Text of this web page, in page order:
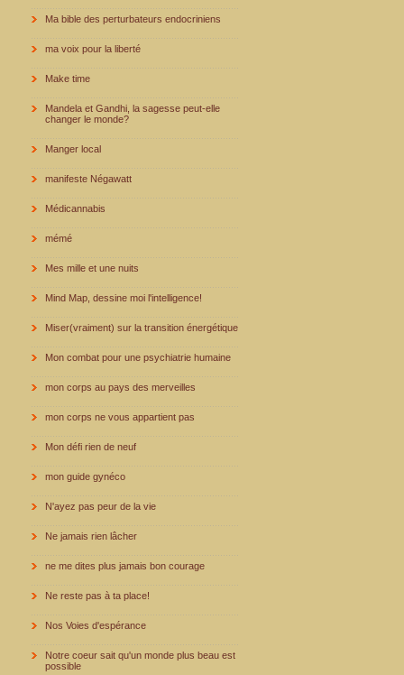
Ma bible des perturbateurs endocriniens
ma voix pour la liberté
Make time
Mandela et Gandhi, la sagesse peut-elle
changer le monde?
Manger local
manifeste Négawatt
Médicannabis
mémé
Mes mille et une nuits
Mind Map, dessine moi l'intelligence!
Miser(vraiment) sur la transition énergétique
Mon combat pour une psychiatrie humaine
mon corps au pays des merveilles
mon corps ne vous appartient pas
Mon défi rien de neuf
mon guide gynéco
N'ayez pas peur de la vie
Ne jamais rien lâcher
ne me dites plus jamais bon courage
Ne reste pas à ta place!
Nos Voies d'espérance
Notre coeur sait qu'un monde plus beau est
possible